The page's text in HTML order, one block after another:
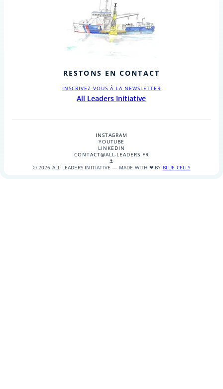
RESTONS EN CONTACT
INSCRIVEZ-VOUS À LA NEWSLETTER
All Leaders Initiative
INSTAGRAM
YOUTUBE
LINKEDIN
CONTACT@ALL-LEADERS.FR
⚓
© 2026 ALL LEADERS INITIATIVE — MADE WITH ❤ BY BLUE CELLS